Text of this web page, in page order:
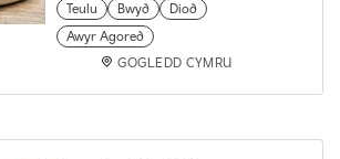
Teulu Bwyd
Diod
Awyr Agored
GOGLEDD CYMRU